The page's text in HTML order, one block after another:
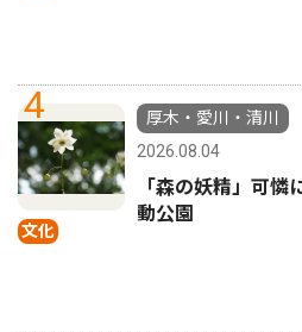
4
文化
厚木・愛川・清川
2026.08.04
「森の妖精」可
動公園